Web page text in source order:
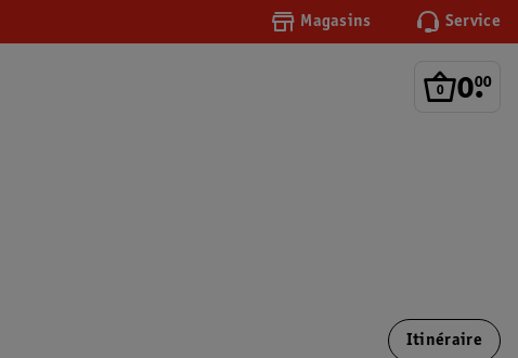
Magasins Service
0.
00
Itinéraire